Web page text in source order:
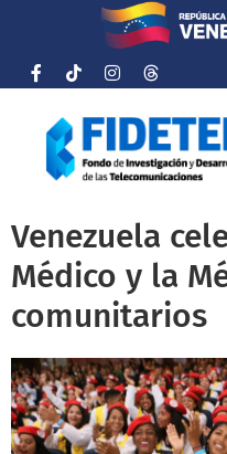
Venezuela
Médico y la
comunitarios